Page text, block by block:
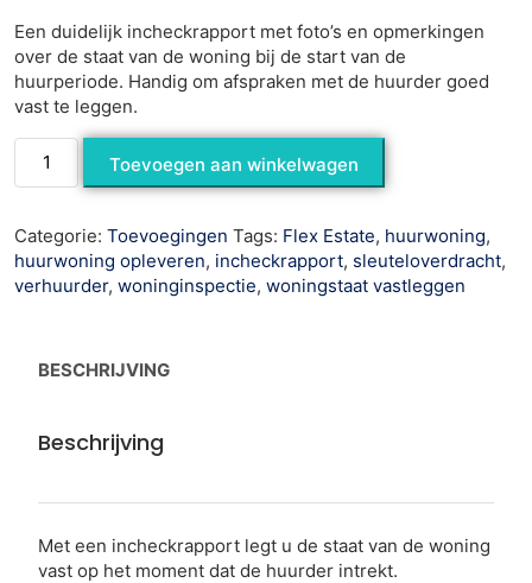
Een duidelijk incheckrapport met foto’s en opmerkingen
over de staat van de woning bij de start van de
huurperiode. Handig om afspraken met de huurder goed
vast te leggen.
Toevoegen aan winkelwagen
Categorie: Toevoegingen Tags: Flex Estate, huurwoning,
huurwoning opleveren, incheckrapport, sleuteloverdracht,
verhuurder, woninginspectie, woningstaat vastleggen
BESCHRIJVING
Beschrijving
Met een incheckrapport legt u de staat van de woning
vast op het moment dat de huurder intrekt.